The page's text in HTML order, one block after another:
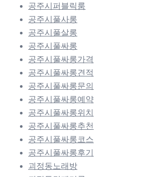
공주시퍼블릭룸
공주시풀사롱
공주시풀살롱
공주시풀싸롱
공주시풀싸롱가격
공주시풀싸롱견적
공주시풀싸롱문의
공주시풀싸롱예약
공주시풀싸롱위치
공주시풀싸롱추천
공주시풀싸롱코스
공주시풀싸롱후기
괴정동노래방